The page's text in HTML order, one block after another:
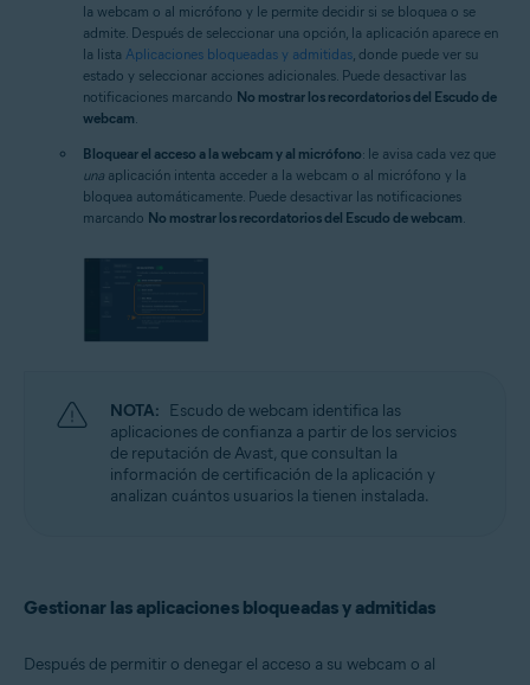
la webcam o al micrófono y le permite decidir si se bloquea o se
admite. Después de seleccionar una opción, la aplicación aparece en
la lista Aplicaciones bloqueadas y admitidas , donde puede ver su
estado y seleccionar acciones adicionales. Puede desactivar las
notificaciones marcando No mostrar los recordatorios del Escudo de
webcam
Bloquear el acceso a la webcam y al micrófono: le avisa cada vez que
una aplicación intenta acceder a la webcam o al micrófono y la
bloquea automáticamente. Puede desactivar las notificaciones
marcando No mostrar los recordatorios del Escudo de webcam
NOTA: Escudo de webcam identifica las
aplicaciones de confianza a partir de los servicios
de reputación de Avast, que consultan la
información de certificación de la aplicación y
analizan cuántos usuarios la tienen instalada.
Gestionar las aplicaciones bloqueadas y admitidas
Después de permitir o denegar el acceso a su webcam o al